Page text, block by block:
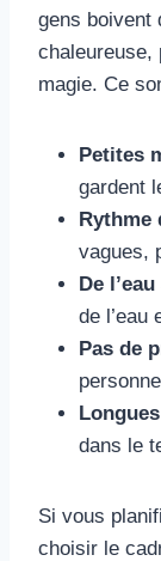
gens boivent
chaleureuse,
magie. Ce
Petites
gardent
Rythme
vagues,
De
de l’eau
Pas de
dans le
Si vous
choisir le